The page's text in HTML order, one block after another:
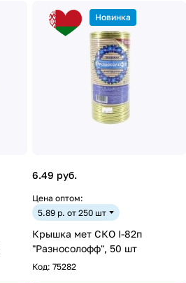
Новинка
6.49 руб.
Цена оптом:
5.89 р. от 250 шт
Крышка мет СКО I-82п
"Разносолофф", 50 шт
Код: 75282